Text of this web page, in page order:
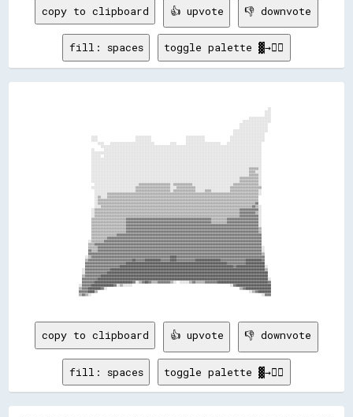
copy to clipboard 👍 upvote 👎 downvote
fill: spaces toggle palette ▓→✊🏽
copy to clipboard 👍 upvote 👎 downvote
fill: spaces toggle palette ▓→✊🏽